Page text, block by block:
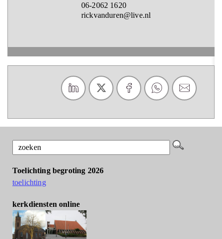
06-2062 1620
rickvanduren@live.nl
Toelichting begroting 2026
toelichting
kerkdiensten online